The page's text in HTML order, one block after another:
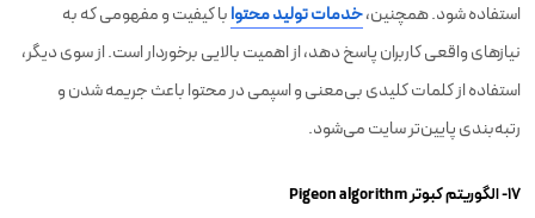
استفاده شود. همچنین،خدمات تولید محتوابا کیفیت و مفهومی که به
نیازهای واقعی کاربران پاسخ دهد، از اهمیت بالایی برخوردار است. از سوی دیگر،
استفاده از کلمات کلیدی بی‌معنی و اسپمی در محتوا باعث جریمه شدن و
رتبه‌بندی پایین‌تر سایت می‌شود.
۱۷- الگوریتم کبوتر Pigeon algorithm